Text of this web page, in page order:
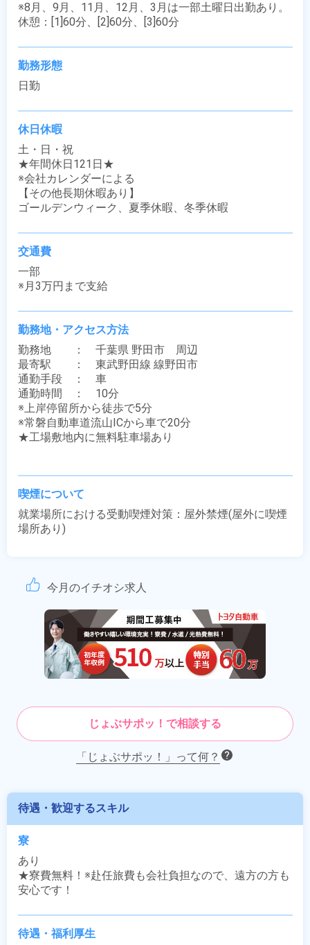
※8月、9月、11月、12月、3月は一部土曜日出勤あり。
休憩：[1]60分、[2]60分、[3]60分
勤務形態
日勤
休日休暇
土・日・祝
★年間休日121日★
※会社カレンダーによる
【その他長期休暇あり】
ゴールデンウィーク、夏季休暇、冬季休暇
交通費
一部
※月3万円まで支給
勤務地・アクセス方法
勤務地　　：　千葉県 野田市　周辺
最寄駅　　：　東武野田線 線野田市
通勤手段　：　車
通勤時間　：　10分
※上岸停留所から徒歩で5分
※常磐自動車道流山ICから車で20分
★工場敷地内に無料駐車場あり
喫煙について
就業場所における受動喫煙対策：屋外禁煙(屋外に喫煙
場所あり)
今月のイチオシ求人
じょぶサポッ！で相談する
「じょぶサポッ！」って何？
待遇・歓迎するスキル
寮
あり
★寮費無料！※赴任旅費も会社負担なので、遠方の方も
安心です！
待遇・福利厚生